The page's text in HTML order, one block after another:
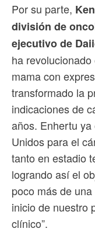
Por su parte,
división de
ejecutivo de
ha
mama con
transformado la
indicaciones de
años. Enhertu
Unidos para el
tanto en estadio
logrando así el
poco más de
inicio de nuestro
clínico”.